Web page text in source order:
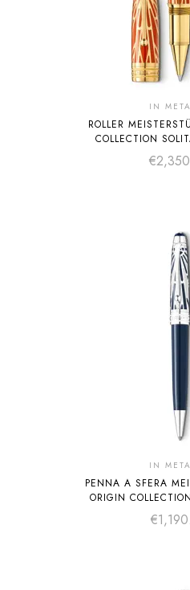
IN
ROLLER
COLLECTION
€
IN
PENNA A SFERA
ORIGIN
€